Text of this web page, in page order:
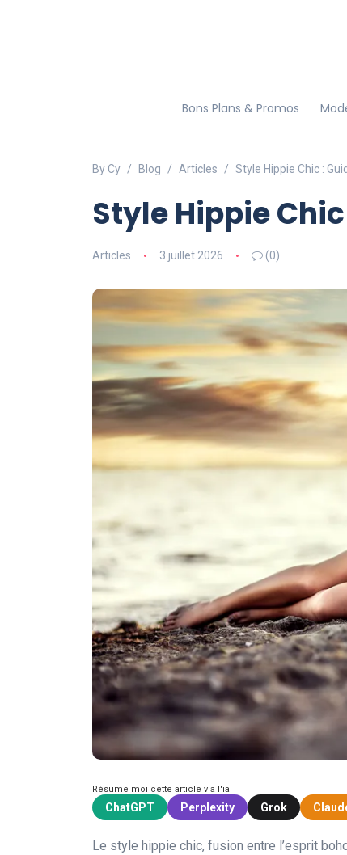
Bons Plans & Promos
By Cy Blog Articles Style Hippie Chic :
Style Hippie
Articles 3 juillet 2026 (0)
Résume moi cette article via l'ia
ChatGPT Perplexity Grok
Le style hippie chic, fusion entre l’esprit